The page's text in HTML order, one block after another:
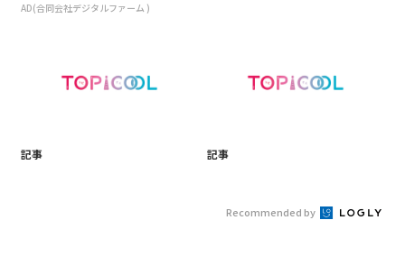
AD(合同会社デジタルファーム )
記事 記事
Recommended by